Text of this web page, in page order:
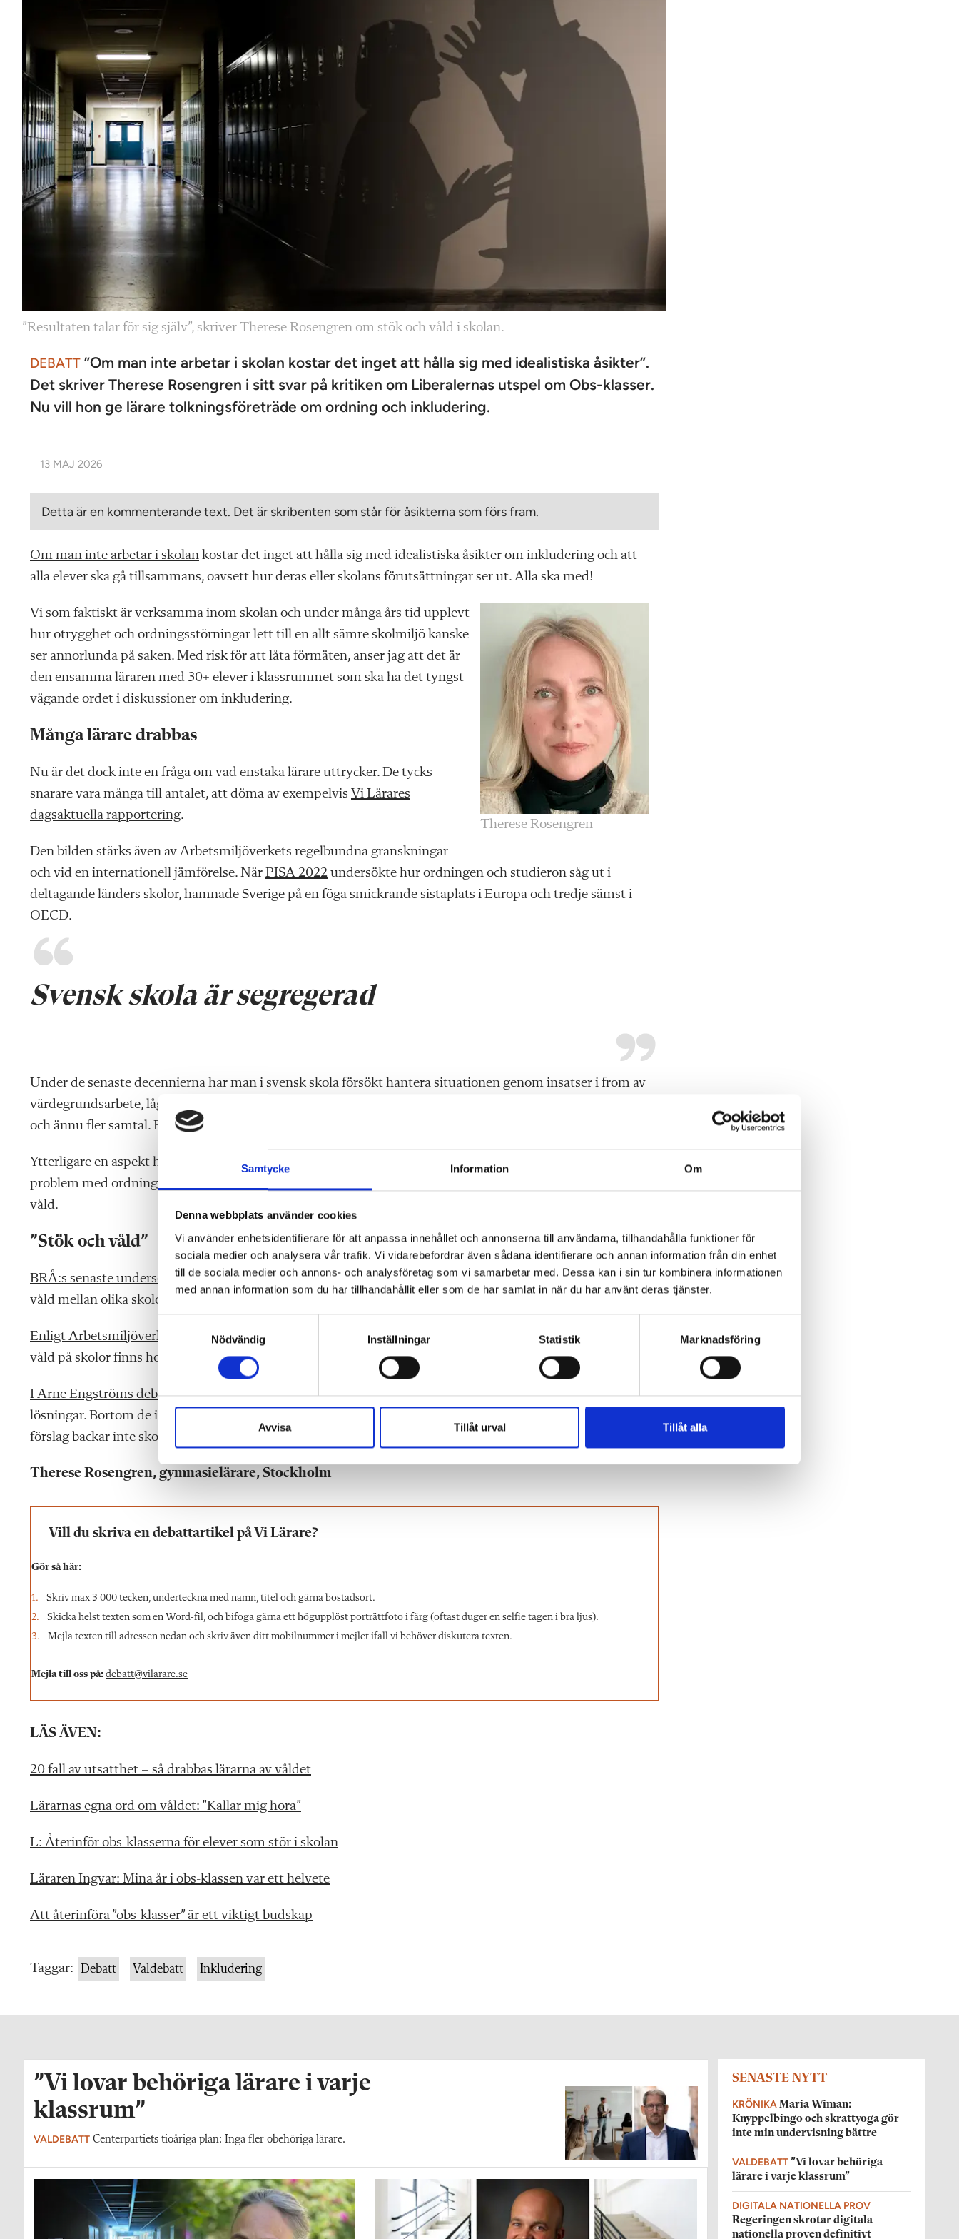
Samtycke Information Om
Denna webbplats använder cookies
Vi använder enhetsidentifierare för att anpassa innehållet och annonserna till användarna, tillhandahålla funktioner för
sociala medier och analysera vår trafik. Vi vidarebefordrar även sådana identifierare och annan information från din enhet
till de sociala medier och annons- och analysföretag som vi samarbetar med. Dessa kan i sin tur kombinera informationen
med annan information som du har tillhandahållit eller som de har samlat in när du har använt deras tjänster.
a
m
e
s
v
l
Nödvändig Inställningar Statistik Marknadsföring
Avvisa Tillåt urval Tillåt alla
”Resultaten talar för sig själv”, skriver Therese Rosengren om stök och våld i skolan.
DEBATT ”Om man inte arbetar i skolan kostar det inget att hålla sig med idealistiska åsikter”.
Det skriver Therese Rosengren i sitt svar på kritiken om Liberalernas utspel om Obs-klasser.
Nu vill hon ge lärare tolkningsföreträde om ordning och inkludering.
13 MAJ 2026
Detta är en kommenterande text. Det är skribenten som står för åsikterna som förs fram.
Om man inte arbetar i skolan kostar det inget att hålla sig med idealistiska åsikter om inkludering och att
alla elever ska gå tillsammans, oavsett hur deras eller skolans förutsättningar ser ut. Alla ska med!
Therese Rosengren
Vi som faktiskt är verksamma inom skolan och under många års tid upplevt
hur otrygghet och ordningsstörningar lett till en allt sämre skolmiljö kanske
ser annorlunda på saken. Med risk för att låta förmäten, anser jag att det är
den ensamma läraren med 30+ elever i klassrummet som ska ha det tyngst
vägande ordet i diskussioner om inkludering.
Många lärare drabbas
Nu är det dock inte en fråga om vad enstaka lärare uttrycker. De tycks
snarare vara många till antalet, att döma av exempelvis Vi Lärares
dagsaktuella rapportering.
Den bilden stärks även av Arbetsmiljöverkets regelbundna granskningar
och vid en internationell jämförelse. När PISA 2022 undersökte hur ordningen och studieron såg ut i
deltagande länders skolor, hamnade Sverige på en föga smickrande sistaplats i Europa och tredje sämst i
OECD.
Svensk skola är segregerad
Under de senaste decennierna har man i svensk skola försökt hantera situationen genom insatser i from av
värdegrundsarbete, lågaffektivt bemötande, åtgärdstrappor, processkartor, samtal, möten, elevhälsoprojekt
och ännu fler samtal. Resultatet talar för sig självt.
Ytterligare en aspekt handlar om hur segregerad svensk skola är vad gäller elevunderlag. Vissa skolor har få
problem med ordningsstörningar, medan andra vittnar om lektioner och raster som slits sönder av stök och
våld.
”Stök och våld”
BRÅ:s senaste undersökningom skolvåld konstaterar att det finns ”betydande variationer i förekomsten av
våld mellan olika skolor”.
Enligt Arbetsmiljöverkets
omfattande granskning är dock få förskonade: “Händelser kopplade till hot och
våld på skolor finns hos alla typer av skolhuvudmän – oavsett storlek, skolform och organisationsform.”
I Arne Engströms debattinlägg, liksom i så många andra på samma tema, saknas konkreta förslag på
lösningar. Bortom de idealistiska visionerna och inkluderingsideologin ekar det tomt. Så nej, Liberalernas
förslag backar inte skolan in i framtiden, utan är tvärtom en välbehövlig anpassning till verkligheten av idag.
Therese Rosengren, gymnasielärare, Stockholm
Vill du skriva en debattartikel på Vi Lärare?
Gör så här:
Skriv max 3 000 tecken, underteckna med namn, titel och gärna bostadsort.
Skicka helst texten som en Word-fil, och bifoga gärna ett högupplöst porträttfoto i färg (oftast duger en selfie tagen i bra ljus).
Mejla texten till adressen nedan och skriv även ditt mobilnummer i mejlet ifall vi behöver diskutera texten.
Mejla till oss på: debatt@vilarare.se
LÄS ÄVEN:
20 fall av utsatthet – så drabbas lärarna av våldet
Lärarnas egna ord om våldet: ”Kallar mig hora”
L: Återinför obs-klasserna för elever som stör i skolan
Läraren Ingvar: Mina år i obs-klassen var ett helvete
Att återinföra ”obs-klasser” är ett viktigt budskap
Taggar: Debatt Valdebatt Inkludering
”Vi lovar behöriga lärare i varje
klassrum”
VALDEBATT Centerpartiets tioåriga plan: Inga fler obehöriga lärare.
SENASTE NYTT
KRÖNIKA Maria Wiman:
Knyppelbingo och skrattyoga gör
inte min undervisning bättre
VALDEBATT ”Vi lovar behöriga
lärare i varje klassrum”
DIGITALA NATIONELLA PROV
Regeringen skrotar digitala
nationella proven definitivt